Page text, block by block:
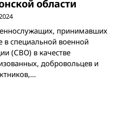
области
принимавших
в специальной военной
(СВО) в качестве
добровольцев и